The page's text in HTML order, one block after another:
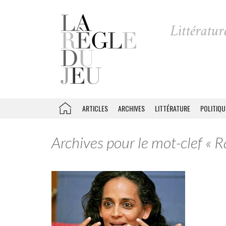
ARTICLES ARCHIVES LITTÉRATURE
Archives pour le mot-clef «